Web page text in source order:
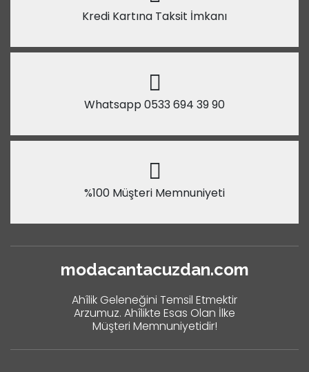
Kredi Kartına Taksit İmkanı
Whatsapp 0533 694 39 90
%100 Müşteri Memnuniyeti
modacantacuzdan.com
Ahîlik Geleneğini Temsil Etmektir
Arzumuz. Ahîlikte Esas Olan İlke
Müşteri Memnuniyetidir!